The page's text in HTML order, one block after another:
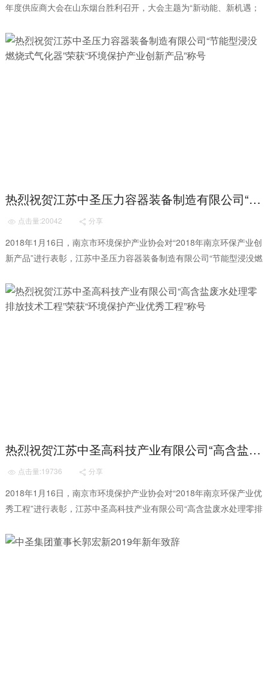
年度供应商大会在山东烟台胜利召开，大会主题为“新动能、新机遇；
热烈祝贺江苏中圣压力容器装备制造有限公司“节能型浸没燃烧式气化器”荣获“环境保护产业创新产品”称号
 点击量:20042  分享
2018年1月16日，南京市环境保护产业协会对“2018年南京环保产业创
新产品”进行表彰，江苏中圣压力容器装备制造有限公司“节能型浸没燃
热烈祝贺江苏中圣高科技产业有限公司“高含盐废水处理零排放技术工程”荣获“环境保护产业优秀工程”称号
 点击量:19736  分享
2018年1月16日，南京市环境保护产业协会对“2018年南京环保产业优
秀工程”进行表彰，江苏中圣高科技产业有限公司“高含盐废水处理零排